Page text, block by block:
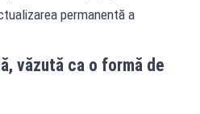
permanentă a
văzută ca o formă de